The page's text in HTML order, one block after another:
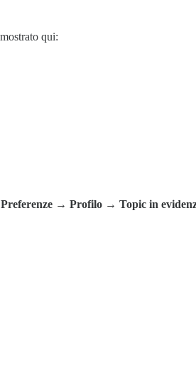
qui:
→ Profilo → Topic in